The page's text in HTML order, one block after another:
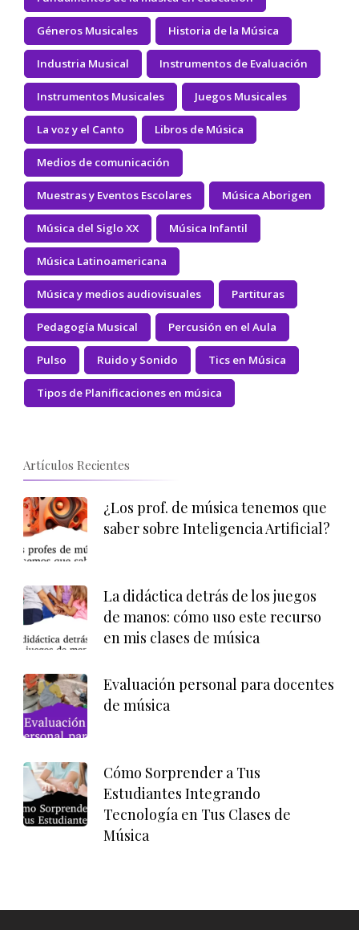
Géneros Musicales Historia de la Música
Industria Musical Instrumentos de Evaluación
Instrumentos Musicales Juegos Musicales
La voz y el Canto Libros de Música
Medios de comunicación
Muestras y Eventos Escolares Música Aborigen
Música del Siglo XX Música Infantil
Música Latinoamericana
Música y medios audiovisuales Partituras
Pedagogía Musical Percusión en el Aula
Pulso Ruido y Sonido Tics en Música
Tipos de Planificaciones en música
Artículos Recientes
¿Los prof. de música tenemos que
saber sobre Inteligencia Artificial?
La didáctica detrás de los juegos
de manos: cómo uso este recurso
en mis clases de música
Evaluación personal para docentes
de música
Cómo Sorprender a Tus
Estudiantes Integrando
Tecnología en Tus Clases de
Música